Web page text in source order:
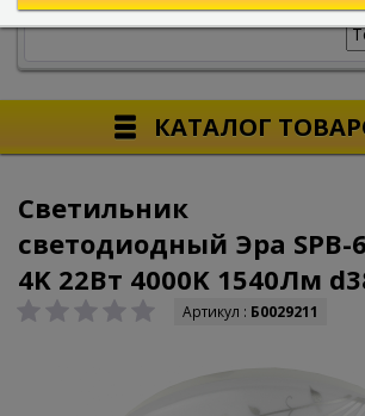
КАТАЛОГ
Светильник
светодиодный Эра SPB-
4K 22Вт 4000K 1540Лм
Артикул : Б0029211